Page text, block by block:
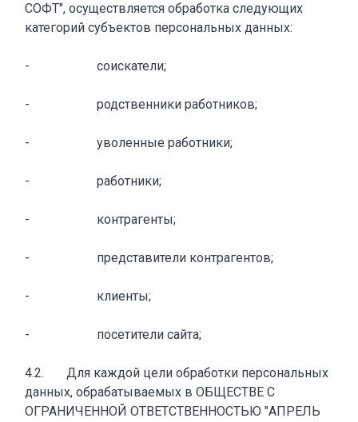
СОФТ", осуществляется обработка следующих
категорий субъектов персональных данных:
- соискатели;
- родственники работников;
- уволенные работники;
- работники;
- контрагенты;
- представители контрагентов;
- клиенты;
- посетители сайта;
4.2. Для каждой цели обработки персональных
данных, обрабатываемых в ОБЩЕСТВЕ С
ОГРАНИЧЕННОЙ ОТВЕТСТВЕННОСТЬЮ "АПРЕЛЬ